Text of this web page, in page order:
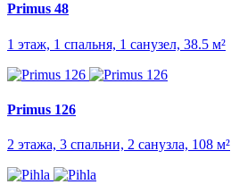
Primus 48
1 этаж, 1 спальня, 1 санузел, 38.5 м²
Primus 126
2 этажа, 3 спальни, 2 санузла, 108 м²